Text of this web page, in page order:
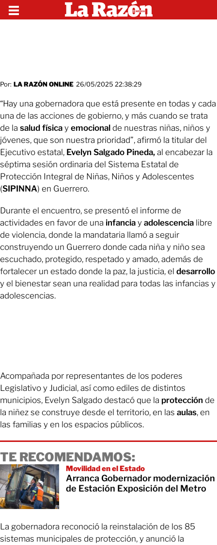
Por: LA RAZÓN ONLINE 26/05/2025 22:38:29
“Hay una gobernadora que está presente en todas y cada
una de las acciones de gobierno, y más cuando se trata
de la salud física y emocional de nuestras niñas, niños y
jóvenes, que son nuestra prioridad”, afirmó la titular del
Ejecutivo estatal, Evelyn Salgado Pineda, al encabezar la
séptima sesión ordinaria del Sistema Estatal de
Protección Integral de Niñas, Niños y Adolescentes
(SIPINNA) en Guerrero.
Durante el encuentro, se presentó el informe de
actividades en favor de una infancia y adolescencia libre
de violencia, donde la mandataria llamó a seguir
construyendo un Guerrero donde cada niña y niño sea
escuchado, protegido, respetado y amado, además de
fortalecer un estado donde la paz, la justicia, el desarrollo
y el bienestar sean una realidad para todas las infancias y
adolescencias.
Acompañada por representantes de los poderes
Legislativo y Judicial, así como ediles de distintos
municipios, Evelyn Salgado destacó que la protección de
la niñez se construye desde el territorio, en las aulas, en
las familias y en los espacios públicos.
TE RECOMENDAMOS:
Movilidad en el Estado
Arranca Gobernador modernización
de Estación Exposición del Metro
La gobernadora reconoció la reinstalación de los 85
sistemas municipales de protección, y anunció la